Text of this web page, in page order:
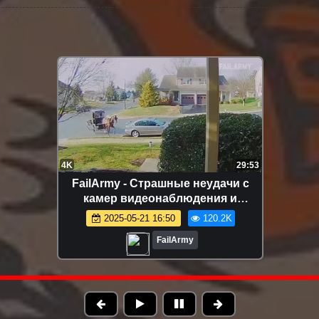
FHD 20:04
FailArmy - Общий провал, который
вы не сможете пропустить!
провалармия.
2025-02-19 17:24 83.7K
FailArmy